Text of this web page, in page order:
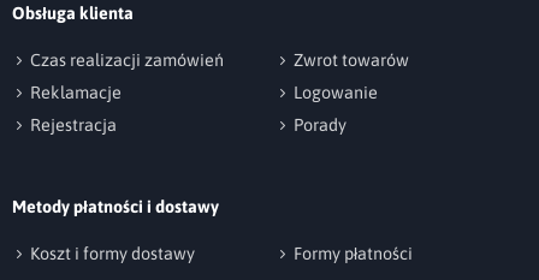
Wyślij opinię
Obsługa klienta
Czas realizacji zamówień
Zwrot towarów
Reklamacje
Logowanie
Rejestracja
Porady
Metody płatności i dostawy
Koszt i formy dostawy Formy płatności